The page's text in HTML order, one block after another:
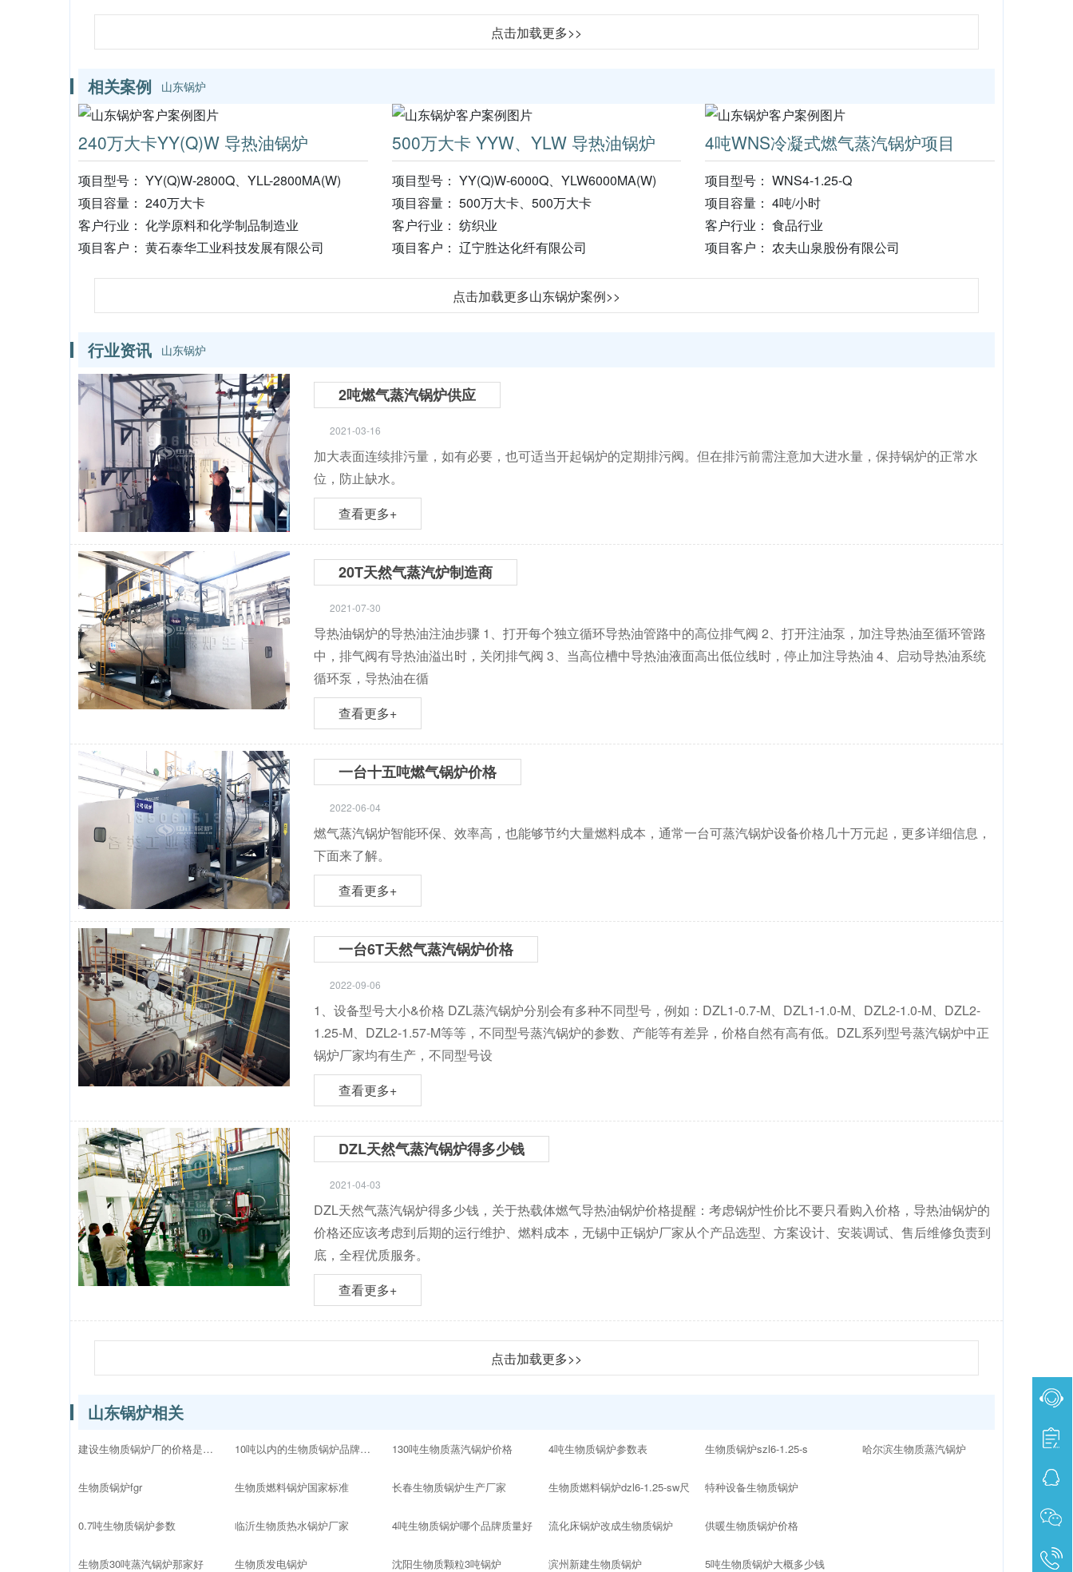
点击加载更多>>
相关案例 山东锅炉
240万大卡YY(Q)W 导热油锅炉
项目型号： YY(Q)W-2800Q、YLL-2800MA(W)
项目容量： 240万大卡
客户行业： 化学原料和化学制品制造业
项目客户： 黄石泰华工业科技发展有限公司
500万大卡 YYW、YLW 导热油锅炉
项目型号： YY(Q)W-6000Q、YLW6000MA(W)
项目容量： 500万大卡、500万大卡
客户行业： 纺织业
项目客户： 辽宁胜达化纤有限公司
4吨WNS冷凝式燃气蒸汽锅炉项目
项目型号： WNS4-1.25-Q
项目容量： 4吨/小时
客户行业： 食品行业
项目客户： 农夫山泉股份有限公司
点击加载更多山东锅炉案例>>
行业资讯 山东锅炉
2吨燃气蒸汽锅炉供应
2021-03-16
加大表面连续排污量，如有必要，也可适当开起锅炉的定期排污阀。但在排污前需注意加大进水量，保持锅炉的正常水
位，防止缺水。
查看更多+
20T天然气蒸汽炉制造商
2021-07-30
导热油锅炉的导热油注油步骤 1、打开每个独立循环导热油管路中的高位排气阀 2、打开注油泵，加注导热油至循环管路
中，排气阀有导热油溢出时，关闭排气阀 3、当高位槽中导热油液面高出低位线时，停止加注导热油 4、启动导热油系统
循环泵，导热油在循
查看更多+
一台十五吨燃气锅炉价格
2022-06-04
燃气蒸汽锅炉智能环保、效率高，也能够节约大量燃料成本，通常一台可蒸汽锅炉设备价格几十万元起，更多详细信息，
下面来了解。
查看更多+
一台6T天然气蒸汽锅炉价格
2022-09-06
1、设备型号大小&价格 DZL蒸汽锅炉分别会有多种不同型号，例如：DZL1-0.7-M、DZL1-1.0-M、DZL2-1.0-M、DZL2-
1.25-M、DZL2-1.57-M等等，不同型号蒸汽锅炉的参数、产能等有差异，价格自然有高有低。DZL系列型号蒸汽锅炉中正
锅炉厂家均有生产，不同型号设
查看更多+
DZL天然气蒸汽锅炉得多少钱
2021-04-03
DZL天然气蒸汽锅炉得多少钱，关于热载体燃气导热油锅炉价格提醒：考虑锅炉性价比不要只看购入价格，导热油锅炉的
价格还应该考虑到后期的运行维护、燃料成本，无锡中正锅炉厂家从个产品选型、方案设计、安装调试、售后维修负责到
底，全程优质服务。
查看更多+
点击加载更多>>
山东锅炉相关
建设生物质锅炉厂的价格是多少
生物质锅炉fgr
0.7吨生物质锅炉参数
生物质30吨蒸汽锅炉那家好
10吨以内的生物质锅炉品牌十大排名
生物质燃料锅炉国家标准
临沂生物质热水锅炉厂家
生物质发电锅炉
130吨生物质蒸汽锅炉价格
长春生物质锅炉生产厂家
4吨生物质锅炉哪个品牌质量好
沈阳生物质颗粒3吨锅炉
4吨生物质锅炉参数表
生物质燃料锅炉dzl6-1.25-sw尺
流化床锅炉改成生物质锅炉
滨州新建生物质锅炉
生物质锅炉szl6-1.25-s
特种设备生物质锅炉
供暖生物质锅炉价格
5吨生物质锅炉大概多少钱
哈尔滨生物质蒸汽锅炉